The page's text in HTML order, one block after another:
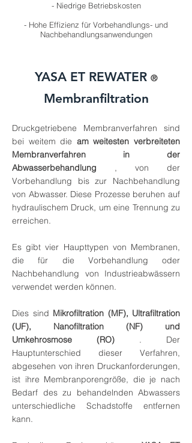
- Niedrige Betriebskosten
- Hohe Effizienz für Vorbehandlungs- und
Nachbehandlungsanwendungen
YASA ET REWATER ®
Membranfiltration
Druckgetriebene Membranverfahren sind
bei weitem die am weitesten verbreiteten
Membranverfahren in der
Abwasserbehandlung , von der
Vorbehandlung bis zur Nachbehandlung
von Abwasser. Diese Prozesse beruhen auf
hydraulischem Druck, um eine Trennung zu
erreichen.
Es gibt vier Haupttypen von Membranen,
die für die Vorbehandlung oder
Nachbehandlung von Industrieabwässern
verwendet werden können.
Dies sind Mikrofiltration (MF), Ultrafiltration
(UF), Nanofiltration (NF) und
Umkehrosmose (RO) . Der
Hauptunterschied dieser Verfahren,
abgesehen von ihren Druckanforderungen,
ist ihre Membranporengröße, die je nach
Bedarf des zu behandelnden Abwassers
unterschiedliche Schadstoffe entfernen
kann.